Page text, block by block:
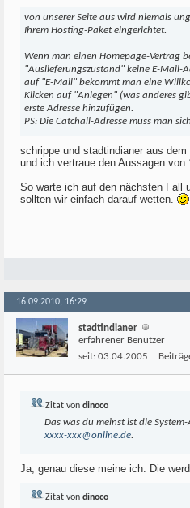
von unserer Seite aus wird niemals
Ihrem Hosting-Paket eingerichtet.
Wenn man einen Homepage-Vertrag
"Auslieferungszustand" keine E-Mail-
auf "E-Mail" bekommt man eine
Klicken auf "Anlegen" (was anderes
erste Adresse hinzufügen.
PS: Die Catchall-Adresse muss man
schrippe und stadtindianer aus dem
und ich vertraue den Aussagen von
So warte ich auf den nächsten Fall
sollten wir einfach darauf wetten.
16.09.2010, 16:29
stadtindianer
erfahrener Benutzer
seit: 03.04.2005
Zitat von dinoco
Das was du meinst ist die System-
xxxx-xxx@online.de.
Ja, genau diese meine ich. Die
Zitat von dinoco